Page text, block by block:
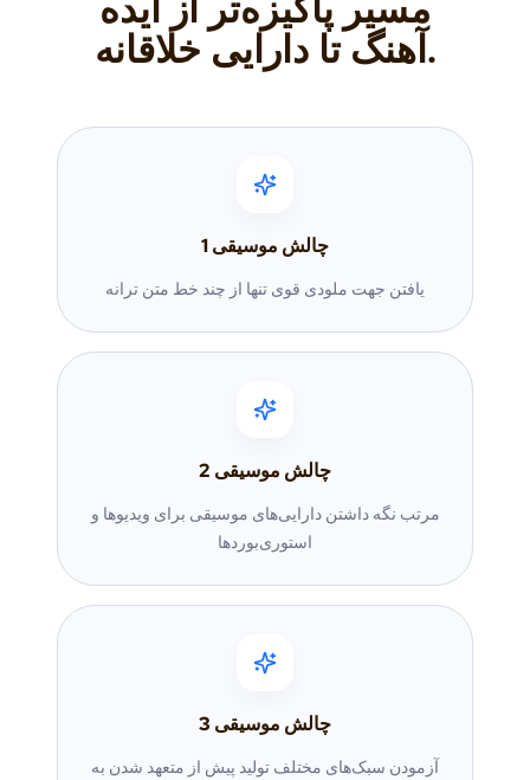
مسیر پاکیزه‌تر از ایده
آهنگ تا دارایی خلاقانه.
چالش موسیقی1
یافتن جهت ملودی قوی تنها از چند خط متن ترانه
چالش موسیقی 2
مرتب نگه داشتن دارایی‌های موسیقی برای ویدیوها و
استوری‌بوردها
چالش موسیقی 3
آزمودن سبک‌های مختلف تولید پیش از متعهد شدن به